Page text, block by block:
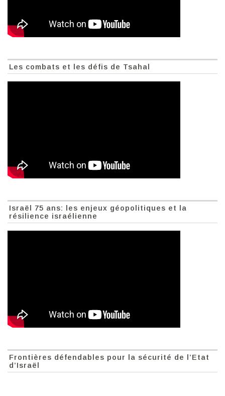
Les combats et les défis de Tsahal
Israël 75 ans: les enjeux géopolitiques et la
résilience israélienne
Frontières défendables pour la sécurité de l’Etat
d’Israël